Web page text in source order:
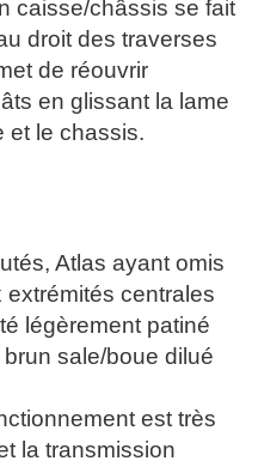
caisse/châssis se fait
droit des traverses
de réouvrir
en glissant la lame
et le chassis.
Atlas ayant omis
centrales
légèrement patiné
sale/boue dilué
est très
la transmission